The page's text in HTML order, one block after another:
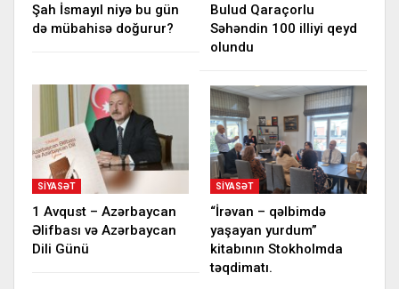
Şah İsmayıl niyə bu gün
də mübahisə doğurur?
Bulud Qaraçorlu
Səhəndin 100 illiyi qeyd
olundu
SIYASƏT
1 Avqust – Azərbaycan
Əlifbası və Azərbaycan
Dili Günü
SIYASƏT
“İrəvan – qəlbimdə
yaşayan yurdum”
kitabının Stokholmda
təqdimatı.